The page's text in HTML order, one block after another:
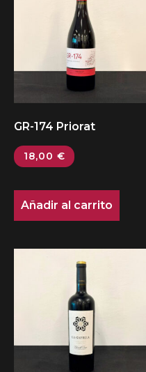
GR-174 Priorat
18,00 €
Añadir al carrito